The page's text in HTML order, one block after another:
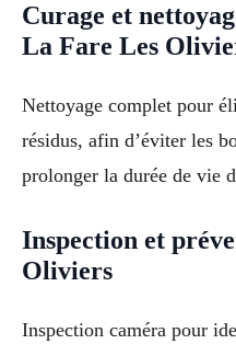
Curage et
La Fare Les
Nettoyage complet pour
résidus, afin d’éviter les
prolonger la durée de vie
Inspection et
Oliviers
Inspection caméra pour